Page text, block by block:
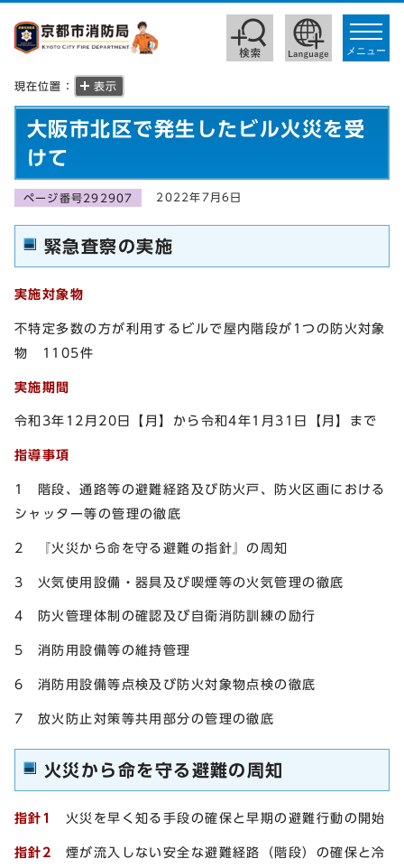
toggle
メニュー
現在位置： 表示
大阪市北区で発生したビル火災を受
けて
ページ番号292907 2022年7月6日
緊急査察の実施
実施対象物
不特定多数の方が利用するビルで屋内階段が1つの防火対象
物 1105件
実施期間
令和3年12月20日【月】から令和4年1月31日【月】まで
指導事項
1 階段、通路等の避難経路及び防火戸、防火区画における
シャッター等の管理の徹底
2 『火災から命を守る避難の指針』の周知
3 火気使用設備・器具及び喫煙等の火気管理の徹底
4 防火管理体制の確認及び自衛消防訓練の励行
5 消防用設備等の維持管理
6 消防用設備等点検及び防火対象物点検の徹底
7 放火防止対策等共用部分の管理の徹底
火災から命を守る避難の周知
指針1 火災を早く知る手段の確保と早期の避難行動の開始
指針2 煙が流入しない安全な避難経路（階段）の確保と冷